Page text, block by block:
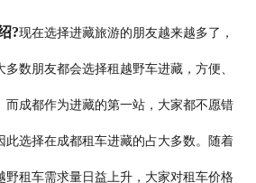
租车资讯
?现在选择进藏旅游的朋友越来越多了，
数朋友都会选择租越野车进藏，方便、
而成都作为进藏的第一站，大家都不愿错
此选择在成都租车进藏的占大多数。随着
野租车需求量日益上升，大家对租车价格